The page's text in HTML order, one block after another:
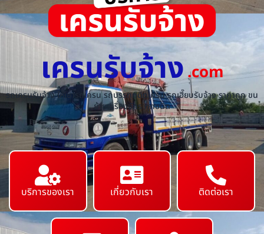
เครนรับจ้าง.com
รถเครนรับจ้าง ให้เช่ารถเครน รถบรรทุกติดเครน รถเฮี๊ยบรับจ้าง ราคาถูก ขน
ย้ายเครื่องจักร ทุกชนิด
บริการของเรา เกี่ยวกับเรา ติดต่อเรา